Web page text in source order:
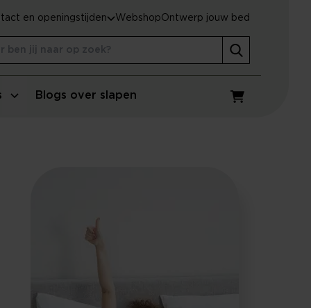
Blogs over slapen
Winkelwagen
en openingstijden WebshopOntwerp jouw bed